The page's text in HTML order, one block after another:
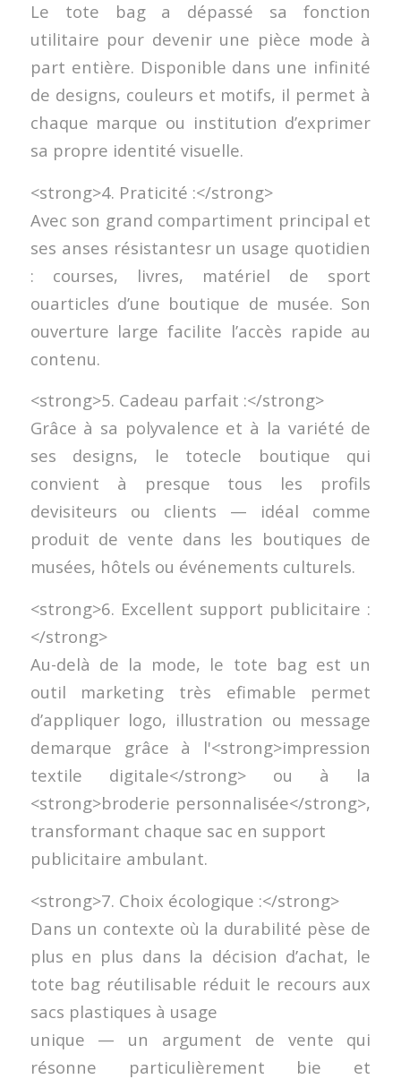
Le tote bag a dépassé sa fonction
utilitaire pour devenir une pièce mode à
part entière. Disponible dans une infinité
de designs, couleurs et motifs, il permet à
chaque marque ou institution d’exprimer
sa propre identité visuelle.
<strong>4. Praticité :</strong>
Avec son grand compartiment principal et
ses anses résistantesr un usage quotidien
: courses, livres, matériel de sport
ouarticles d’une boutique de musée. Son
ouverture large facilite l’accès rapide au
contenu.
<strong>5. Cadeau parfait :</strong>
Grâce à sa polyvalence et à la variété de
ses designs, le totecle boutique qui
convient à presque tous les profils
devisiteurs ou clients — idéal comme
produit de vente dans les boutiques de
musées, hôtels ou événements culturels.
<strong>6. Excellent support publicitaire :
</strong>
Au-delà de la mode, le tote bag est un
outil marketing très efimable permet
d’appliquer logo, illustration ou message
demarque grâce à l'<strong>impression
textile digitale</strong> ou à la
<strong>broderie personnalisée</strong>,
transformant chaque sac en support
publicitaire ambulant.
<strong>7. Choix écologique :</strong>
Dans un contexte où la durabilité pèse de
plus en plus dans la décision d’achat, le
tote bag réutilisable réduit le recours aux
sacs plastiques à usage
unique — un argument de vente qui
résonne particulièrement bie et